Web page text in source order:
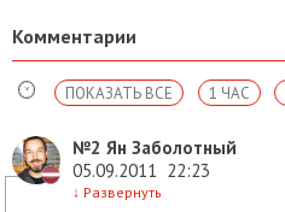
Комментарии
1 ЧАС
ПОКАЗАТЬ ВСЕ
№2 Ян Заболотный
05.09.2011 22:23
↓ Развернуть